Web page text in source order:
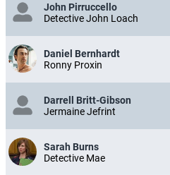
John Pirruccello
Detective John Loach
Daniel Bernhardt
Ronny Proxin
Darrell Britt-Gibson
Jermaine Jefrint
Sarah Burns
Detective Mae